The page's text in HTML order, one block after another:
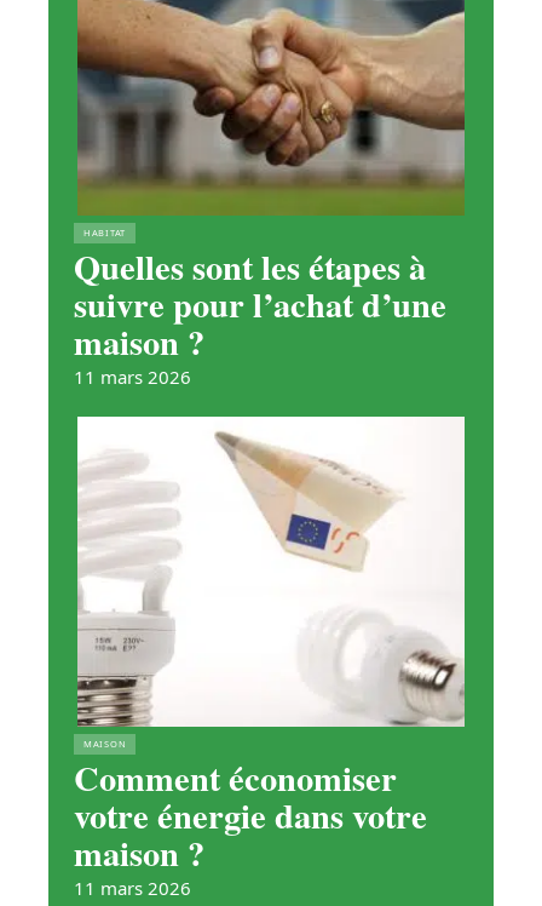
HABITAT
Quelles sont les étapes à
suivre pour l’achat d’une
maison ?
11 mars 2026
MAISON
Comment économiser
votre énergie dans votre
maison ?
11 mars 2026